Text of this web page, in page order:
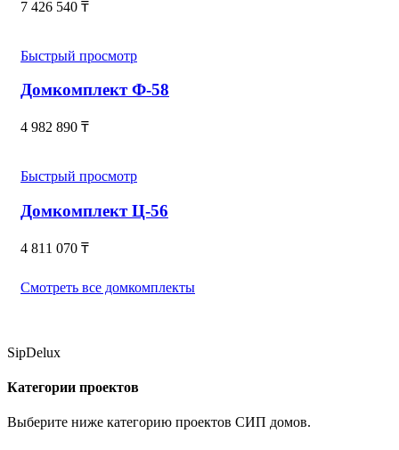
7 426 540 ₸
Быстрый просмотр
Домкомплект Ф-58
4 982 890 ₸
Быстрый просмотр
Домкомплект Ц-56
4 811 070 ₸
Смотреть все домкомплекты
SipDelux
Категории проектов
Выберите ниже категорию проектов СИП домов.